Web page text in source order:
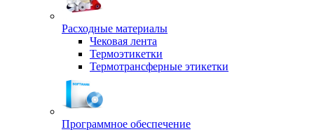
Расходные материалы
Чековая лента
Термоэтикетки
Термотрансферные этикетки
Программное обеспечение